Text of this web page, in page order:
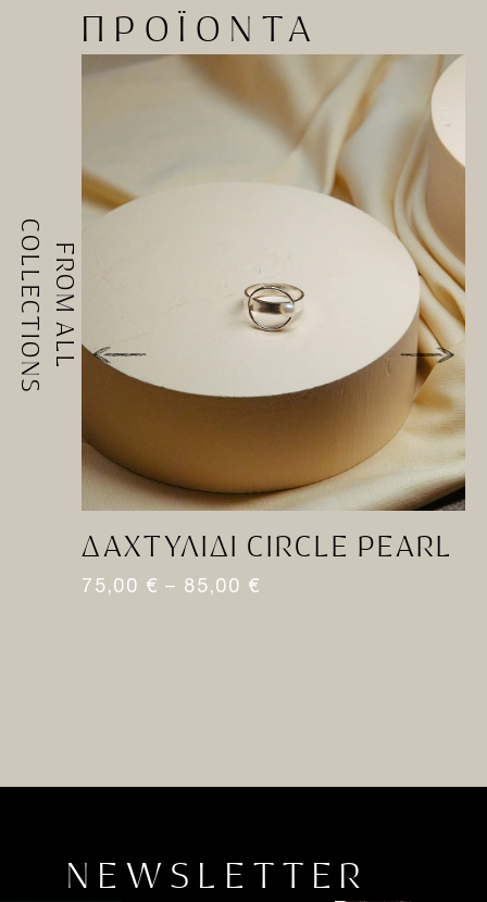
FROM ALL
COLLECTIONS
ΠΡΟΪΟΝΤΑ
ΔΑΧΤΥΛΊΔΙ CIRCLE PEARL
75,00 € – 85,00 €
NEWSLETTER